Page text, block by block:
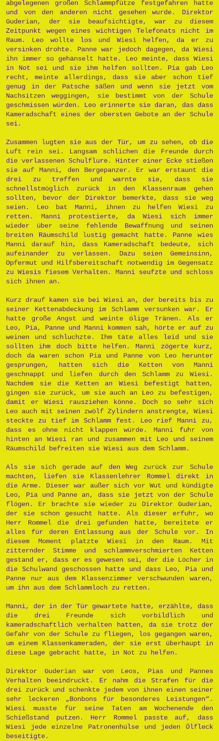
abgelegenen großen Schlammpfütze festgefahren hatte
und von den anderen nicht gesehen wurde. Direktor
Guderian, der sie beaufsichtigte, war zu diesem
Zeitpunkt wegen eines wichtigen Telefonats nicht im
Raum. Leo wollte los und Wiesi helfen, da er zu
versinken drohte. Panne war jedoch dagegen, da Wiesi
ihn immer so gehänselt hatte. Leo meinte, dass Wiesi
in Not sei und sie ihm helfen sollten. Pia gab Leo
recht, meinte allerdings, dass sie aber schon tief
genug in der Patsche säßen und wenn sie jetzt vom
Nachsitzen weggingen, sie bestimmt von der Schule
geschmissen würden. Leo erinnerte sie daran, das dass
Kameradschaft eines der obersten Gebote an der Schule
sei.
Zusammen lugten sie aus der Tür, um zu sehen, ob die
Luft rein sei. Langsam schlichen die Freunde durch
die verlassenen Schulflure. Hinter einer Ecke stießen
sie auf Manni, den Bergepanzer. Er war erstaunt die
drei zu treffen und warnte sie, dass sie
schnellstmöglich zurück in den Klassenraum gehen
sollten, bevor der Direktor bemerkte, dass sie weg
seien. Leo bat Manni, ihnen zu helfen Wiesi zu
retten. Manni protestierte, da Wiesi sich immer
wieder über seine fehlende Bewaffnung und seinen
breiten Räumschild lustig gemacht hatte. Panne wies
Manni darauf hin, dass Kameradschaft bedeute, sich
aufeinander zu verlassen. Dazu seien Gemeinsinn,
Opfermut und Hilfsbereitschaft notwendig im Gegensatz
zu Wiesis fiesem Verhalten. Manni seufzte und schloss
sich ihnen an.
Kurz drauf kamen sie bei Wiesi an, der bereits bis zu
seiner Kettenabdeckung im Schlamm versunken war. Er
hatte große Angst und weinte ölige Tränen. Als er
Leo, Pia, Panne und Manni kommen sah, hörte er auf zu
weinen und schluchzte. Ihm täte alles leid und sie
sollten ihm doch bitte helfen. Manni zögerte kurz,
doch da waren schon Pia und Panne von Leo herunter
gesprungen, hatten sich die Ketten von Manni
geschnappt und liefen durch den Schlamm zu Wiesi.
Nachdem sie die Ketten an Wiesi befestigt hatten,
gingen sie zurück, um sie auch an Leo zu befestigen,
damit er Wiesi rausziehen könne. Doch so sehr sich
Leo auch mit seinen zwölf Zylindern anstrengte, Wiesi
steckte zu tief im Schlamm fest. Leo rief Manni zu,
dass es ohne nicht klappen würde. Manni fuhr von
hinten an Wiesi ran und zusammen mit Leo und seinem
Räumschild befreiten sie Wiesi aus dem Schlamm.
Als sie sich gerade auf den Weg zurück zur Schule
machten, liefen sie Klassenlehrer Rommel direkt in
die Arme. Dieser war außer sich vor Wut und kündigte
Leo, Pia und Panne an, dass sie jetzt von der Schule
flögen. Er brachte sie wieder zu Direktor Guderian,
der sie schon gesucht hatte. Als dieser erfuhr, wo
Herr Rommel die drei gefunden hatte, bereitete er
alles für deren Entlassung aus der Schule vor. In
diesem Moment platzte Wiesi in den Raum. Mit
zitternder Stimme und schlammverschmierten Ketten
gestand er, dass er es gewesen sei, der die Löcher in
die Schulwand geschossen hatte und dass Leo, Pia und
Panne nur aus dem Klassenzimmer verschwunden waren,
um ihn aus dem Schlammloch zu retten.
Manni, der in der Tür gewartete hatte, erzählte, dass
die drei Freunde sich vorbildlich und
kameradschaftlich verhalten hatten, da sie trotz der
Gefahr von der Schule zu fliegen, los gegangen waren,
um einem Klassenkameraden, der sie erst überhaupt in
diese Lage gebracht hatte, in Not zu helfen.
Direktor Guderian war von Leos, Pias und Pannes
Verhalten beeindruckt. Er nahm die Strafen für die
drei zurück und schenkte jedem von ihnen einen seiner
sehr leckeren „Bonbons für besonderes Leistungen“.
Wiesi musste für seine Taten am Wochenende den
Schießstand putzen. Herr Rommel passte auf, dass
Wiesi jede einzelne Patronenhülse und jeden Ölfleck
beseitigte.